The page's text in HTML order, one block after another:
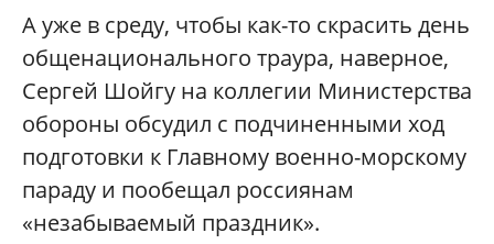
А уже в среду, чтобы как-то скрасить день
общенационального траура, наверное,
Сергей Шойгу на коллегии Министерства
обороны обсудил с подчиненными ход
подготовки к Главному военно-морскому
параду и пообещал россиянам
«незабываемый праздник».